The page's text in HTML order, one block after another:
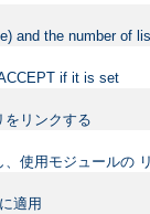
and the number of
if it is set
をリンクする
使用モジュールの
適用